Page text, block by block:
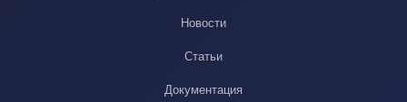
Новости
Статьи
Документация